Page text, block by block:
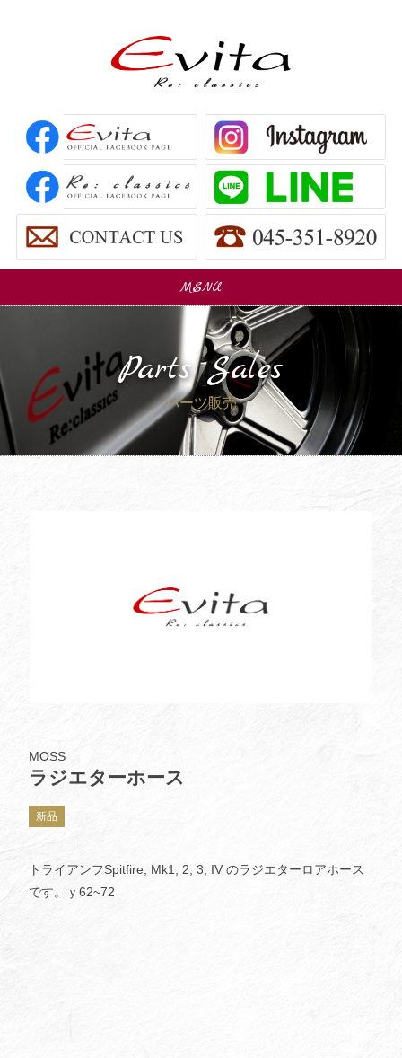
MENU
Parts Sales
パーツ販売
Trade In
買取査定
Parts Sales
パーツ販売
MOSS
ラジエターホース
新品
トライアンフSpitfire, Mk1, 2, 3, IV のラジエターロアホース
です。ｙ62~72